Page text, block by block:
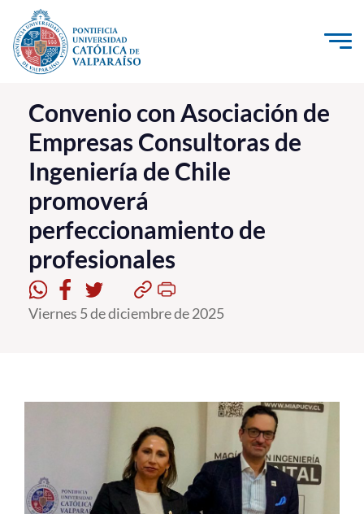
Click acá para ir directamente al contenido
La Universidad
Investigación, Creación e Innovación
PUCV Internacional
Vinculación con el Medio
Admisión
Pregrado
Postgrado
Alumni
Convenio con Asociación de
Empresas Consultoras de
Ingeniería de Chile
promoverá
perfeccionamiento de
profesionales
Viernes 5 de diciembre de 2025